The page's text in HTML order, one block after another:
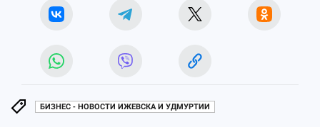
БИЗНЕС - НОВОСТИ ИЖЕВСКА И УДМУРТИИ